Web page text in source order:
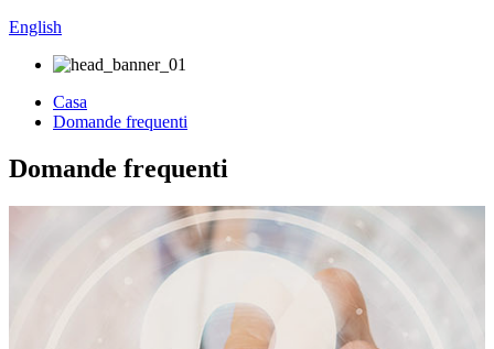
English
Casa
Domande frequenti
Domande frequenti